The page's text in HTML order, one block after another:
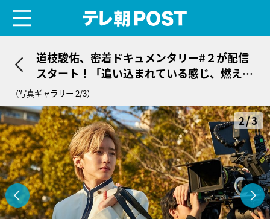
道枝駿佑、密着ドキュメンタリー#２が配信
スタート！「追い込まれている感じ、燃えま
す」
（写真ギャラリー 2/3）
2/3